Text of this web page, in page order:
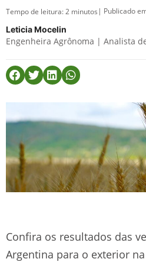
Tempo de leitura:2 minutos | Publicado
Leticia Mocelin
Engenheira Agrônoma | Analista
Confira os resultados das
Argentina para o exterior